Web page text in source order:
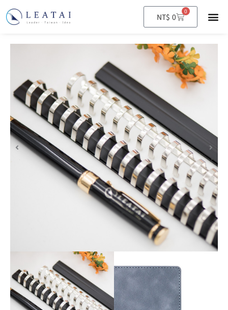
NT$ 0
0
購
物